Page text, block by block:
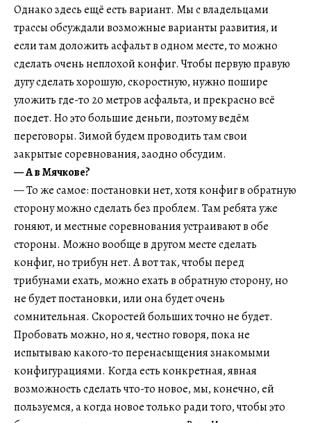
Однако здесь ещё есть вариант. Мы с владельцами
трассы обсуждали возможные варианты развития, и
если там доложить асфальт в одном месте, то можно
сделать очень неплохой конфиг. Чтобы первую правую
дугу сделать хорошую, скоростную, нужно пошире
уложить где-то 20 метров асфальта, и прекрасно всё
поедет. Но это большие деньги, поэтому ведём
переговоры. Зимой будем проводить там свои
закрытые соревнования, заодно обсудим.
— А в Мячкове?
— То же самое: постановки нет, хотя конфиг в обратную
сторону можно сделать без проблем. Там ребята уже
гоняют, и местные соревнования устраивают в обе
стороны. Можно вообще в другом месте сделать
конфиг, но трибун нет. А вот так, чтобы перед
трибунами ехать, можно ехать в обратную сторону, но
не будет постановки, или она будет очень
сомнительная. Скоростей больших точно не будет.
Пробовать можно, но я, честно говоря, пока не
испытываю какого-то перенасыщения знакомыми
конфигурациями. Когда есть конкретная, явная
возможность сделать что-то новое, мы, конечно, ей
пользуемся, а когда новое только ради того, чтобы это